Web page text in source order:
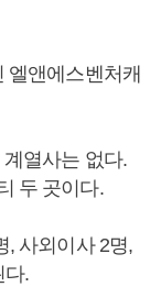
엘앤에스벤처캐
열사는 없다.
두 곳이다.
, 사외이사 2명,
다.